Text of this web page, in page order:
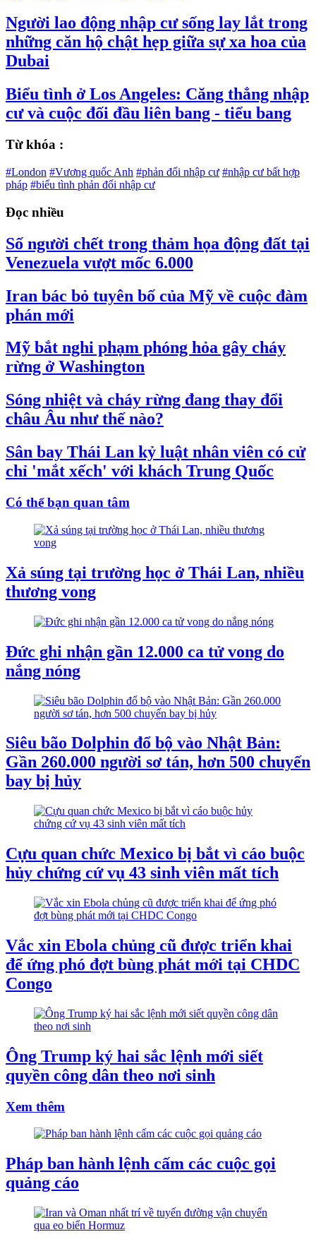
Người lao động nhập cư sống lay lắt trong
những căn hộ chật hẹp giữa sự xa hoa của
Dubai
Biểu tình ở Los Angeles: Căng thẳng nhập
cư và cuộc đối đầu liên bang - tiểu bang
Từ khóa :
#London #Vương quốc Anh #phản đối nhập cư #nhập cư bất hợp
pháp #biểu tình phản đối nhập cư
Đọc nhiều
Số người chết trong thảm họa động đất tại
Venezuela vượt mốc 6.000
Iran bác bỏ tuyên bố của Mỹ về cuộc đàm
phán mới
Mỹ bắt nghi phạm phóng hỏa gây cháy
rừng ở Washington
Sóng nhiệt và cháy rừng đang thay đổi
châu Âu như thế nào?
Sân bay Thái Lan kỷ luật nhân viên có cử
chỉ 'mắt xếch' với khách Trung Quốc
Có thể bạn quan tâm
Xả súng tại trường học ở Thái Lan, nhiều
thương vong
Đức ghi nhận gần 12.000 ca tử vong do
nắng nóng
Siêu bão Dolphin đổ bộ vào Nhật Bản:
Gần 260.000 người sơ tán, hơn 500 chuyến
bay bị hủy
Cựu quan chức Mexico bị bắt vì cáo buộc
hủy chứng cứ vụ 43 sinh viên mất tích
Vắc xin Ebola chủng cũ được triển khai
để ứng phó đợt bùng phát mới tại CHDC
Congo
Ông Trump ký hai sắc lệnh mới siết
quyền công dân theo nơi sinh
Xem thêm
Pháp ban hành lệnh cấm các cuộc gọi
quảng cáo